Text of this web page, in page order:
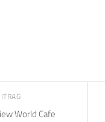
World Cafe